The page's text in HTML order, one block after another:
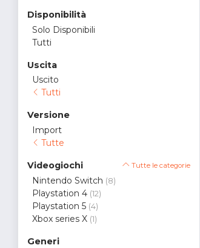
Disponibilità
Solo Disponibili
Tutti
Uscita
Uscito
Tutti
Versione
Import
Tutte
Videogiochi Tutte le categorie
Nintendo Switch (8)
Playstation 4 (12)
Playstation 5 (4)
Xbox series X (1)
Generi